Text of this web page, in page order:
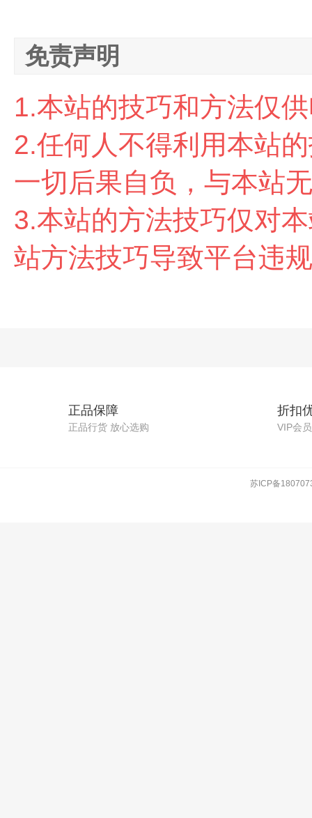
免责声明
1.本站的技巧和方法仅
2.任何人不得利用本站
一切后果自负，与本站
3.本站的方法技巧仅对
站方法技巧导致平台违
正品保障
正品行货 放心选购
折扣
VIP会
苏ICP备